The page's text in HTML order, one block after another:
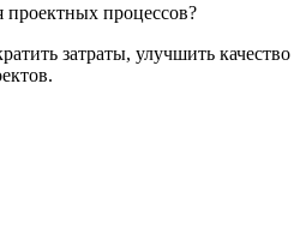
процессов?
затраты, улучшить качество